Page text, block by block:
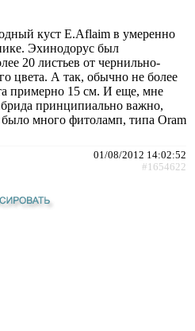
куст E.Aflaim в умеренно
Эхинодорус был
20 листьев от чернильно-
цвета. А так, обычно не более
примерно 15 см. И еще, мне
принципиально важно,
много фитоламп, типа Oram
01/08/2012 14:02:52
#1654622